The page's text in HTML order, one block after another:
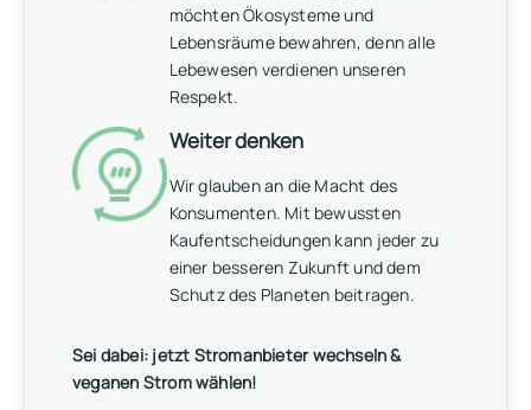
möchten Ökosysteme und
Lebensräume bewahren, denn alle
Lebewesen verdienen unseren
Respekt.
Weiter denken
Wir glauben an die Macht des
Konsumenten. Mit bewussten
Kaufentscheidungen kann jeder zu
einer besseren Zukunft und dem
Schutz des Planeten beitragen.
Sei dabei: jetzt Stromanbieter wechseln &
veganen Strom wählen!